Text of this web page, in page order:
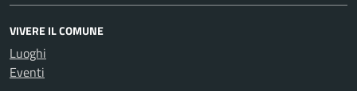
VIVERE IL COMUNE
Luoghi
Eventi